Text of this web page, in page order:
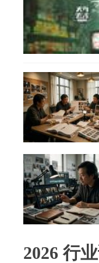
2026 行